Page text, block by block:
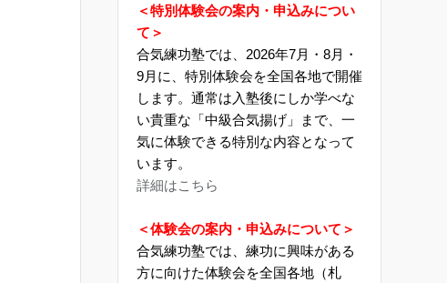
＜特別体験会の案内・申込みについ
て＞
合気練功塾では、2026年7月・8月・
9月に、特別体験会を全国各地で開催
します。通常は入塾後にしか学べな
い貴重な「中級合気揚げ」まで、一
気に体験できる特別な内容となって
います。
詳細はこちら
＜体験会の案内・申込みについて＞
合気練功塾では、練功に興味がある
方に向けた体験会を全国各地（札